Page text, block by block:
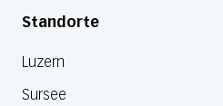
Standorte
Luzern
Sursee